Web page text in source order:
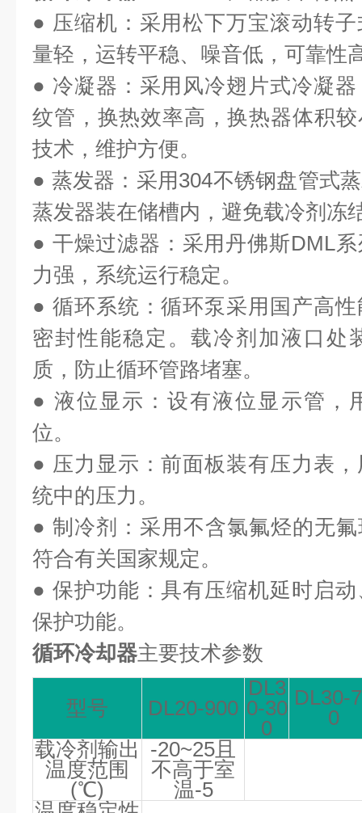
● 压缩机：采用松下万宝滚动转
量轻，运转平稳、噪音低，可靠性
● 冷凝器：采用风冷翅片式冷凝
纹管，换热效率高，换热器体积
技术，维护方便。
● 蒸发器：采用304不锈钢盘管式
蒸发器装在储槽内，避免载冷剂冻
● 干燥过滤器：采用丹佛斯DML系
力强，系统运行稳定。
● 循环系统：循环泵采用国产高
密封性能稳定。载冷剂加液口处
质，防止循环管路堵塞。
● 液位显示：设有液位显示管，
位。
● 压力显示：前面板装有压力表
统中的压力。
● 制冷剂：采用不含氯氟烃的无
符合有关国家规定。
● 保护功能：具有压缩机延时启
保护功能。
循环冷却器主要技术参数
型号 DL20-900
DL3
0-30
0
DL30-
0
载冷剂输出
温度范围
(℃)
-20~25 且
不高于室
温-5